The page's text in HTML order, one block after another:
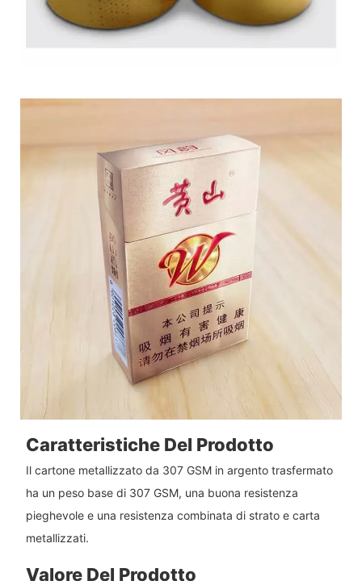
Caratteristiche Del Prodotto
Il cartone metallizzato da 307 GSM in argento trasfermato
ha un peso base di 307 GSM, una buona resistenza
pieghevole e una resistenza combinata di strato e carta
metallizzati.
Valore Del Prodotto